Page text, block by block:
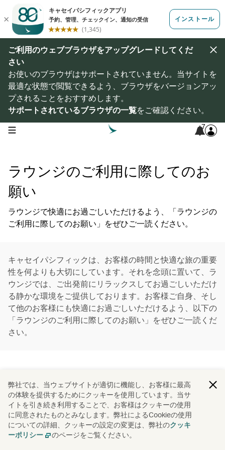
ご利用のウェブブラウザをアップグレードしてくだ
さい
お使いのブラウザはサポートされていません。当サイトを
最適な状態で閲覧できるよう、ブラウザをバージョンアッ
プされることをおすすめします。
サポートされているブラウザの一覧をご確認ください。
open navigation menu 7
ラウンジのご利用に際してのお
願い
ラウンジで快適にお過ごしいただけるよう、「ラウンジの
ご利用に際してのお願い」をぜひご一読ください。
キャセイパシフィックは、お客様の時間と快適な旅の重要
性を何よりも大切にしています。それを念頭に置いて、ラ
ウンジでは、ご出発前にリラックスしてお過ごしいただけ
る静かな環境をご提供しております。お客様ご自身、そし
て他のお客様にも快適にお過ごしいただけるよう、以下の
「ラウンジのご利用に際してのお願い」をぜひご一読くだ
さい。
弊社では、当ウェブサイトが適切に機能し、お客様に最高
の体験を提供するためにクッキーを使用しています。当サ
イトを引き続き利用することで、お客様はクッキーの使用
に同意されたものとみなします。弊社によるCookieの使用
についての詳細、クッキーの設定の変更は、弊社のクッキ
ーポリシー
のページをご覧ください。